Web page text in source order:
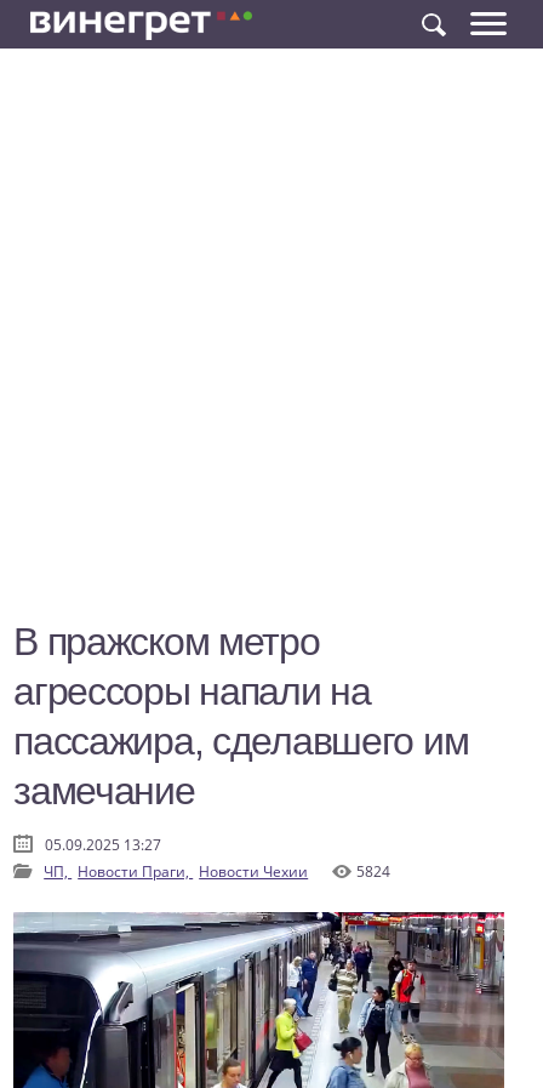
В пражском метро
агрессоры напали на
пассажира, сделавшего им
замечание
05.09.2025 13:27
ЧП, Новости Праги, Новости Чехии 5824